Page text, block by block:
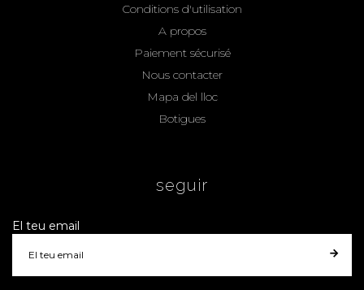
Conditions d'utilisation
A propos
Paiement sécurisé
Nous contacter
Mapa del lloc
Botigues
seguir
El teu email